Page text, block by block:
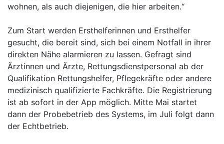
wohnen, als auch diejenigen, die hier arbeiten.“
Zum Start werden Ersthelferinnen und Ersthelfer
gesucht, die bereit sind, sich bei einem Notfall in ihrer
direkten Nähe alarmieren zu lassen. Gefragt sind
Ärztinnen und Ärzte, Rettungsdienstpersonal ab der
Qualifikation Rettungshelfer, Pflegekräfte oder andere
medizinisch qualifizierte Fachkräfte. Die Registrierung
ist ab sofort in der App möglich. Mitte Mai startet
dann der Probebetrieb des Systems, im Juli folgt dann
der Echtbetrieb.